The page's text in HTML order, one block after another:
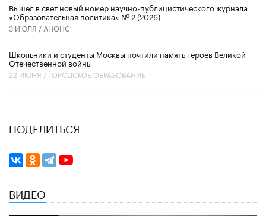
Вышел в свет новый номер научно-публицистического журнала
«Образовательная политика» № 2 (2026)
3 ИЮЛЯ / АНОНС
Школьники и студенты Москвы почтили память героев Великой
Отечественной войны
22 ИЮНЯ / ГОРОДСКОЕ ОБРАЗОВАНИЕ
ПОДЕЛИТЬСЯ
ВИДЕО